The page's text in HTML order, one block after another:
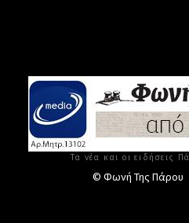
Τα νέα και οι ειδήσεις
© Φωνή Της Πάρου